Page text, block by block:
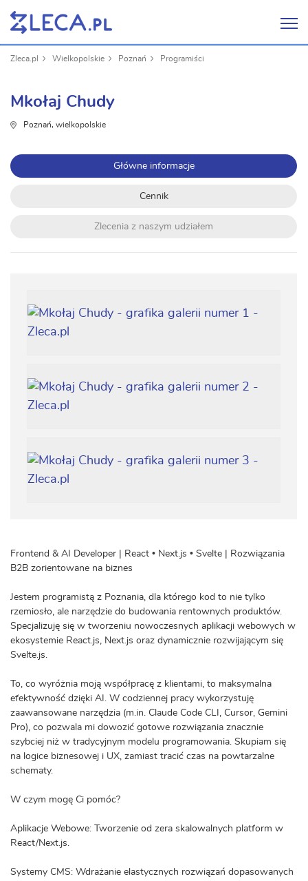
Zleca.pl Wielkopolskie Poznań Programiści
Mkołaj Chudy
Poznań, wielkopolskie
Główne informacje
Cennik
Zlecenia z naszym udziałem
Frontend & AI Developer | React • Next.js • Svelte | Rozwiązania
B2B zorientowane na biznes
Jestem programistą z Poznania, dla którego kod to nie tylko
rzemiosło, ale narzędzie do budowania rentownych produktów.
Specjalizuję się w tworzeniu nowoczesnych aplikacji webowych w
ekosystemie React.js, Next.js oraz dynamicznie rozwijającym się
Svelte.js.
To, co wyróżnia moją współpracę z klientami, to maksymalna
efektywność dzięki AI. W codziennej pracy wykorzystuję
zaawansowane narzędzia (m.in. Claude Code CLI, Cursor, Gemini
Pro), co pozwala mi dowozić gotowe rozwiązania znacznie
szybciej niż w tradycyjnym modelu programowania. Skupiam się
na logice biznesowej i UX, zamiast tracić czas na powtarzalne
schematy.
W czym mogę Ci pomóc?
Aplikacje Webowe: Tworzenie od zera skalowalnych platform w
React/Next.js.
Systemy CMS: Wdrażanie elastycznych rozwiązań dopasowanych